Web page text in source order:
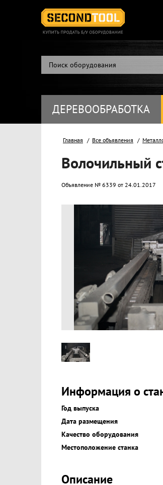
ДЕРЕВООБРАБОТКА
Главная Все объявления
Волочильный
Объявление № 6339 от 24.01.2017
Информация о
Год выпуска
Дата размещения
Качество оборудования
Местоположение станка
Описание